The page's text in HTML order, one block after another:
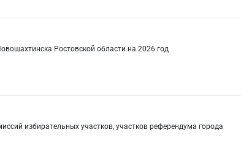
Ростовской области на 2026 год
избирательных участков, участков референдума города